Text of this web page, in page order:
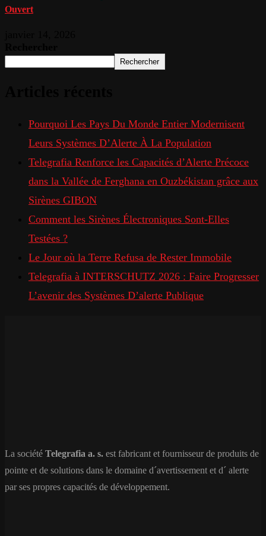
Ouvert
Rechercher
Pourquoi Les Pays Du Monde Entier Modernisent
Leurs Systèmes D’Alerte À La Population
Telegrafia Renforce les Capacités d’Alerte Précoce
dans la Vallée de Ferghana en Ouzbékistan grâce aux
Sirènes GIBON
Comment les Sirènes Électroniques Sont-Elles
Testées ?
Le Jour où la Terre Refusa de Rester Immobile
Telegrafia à INTERSCHUTZ 2026 : Faire Progresser
L’avenir des Systèmes D’alerte Publique
La société Telegrafia a. s. est fabricant et fournisseur de produits de
pointe et de solutions dans le domaine d´avertissement et d´ alerte
par ses propres capacités de développement.